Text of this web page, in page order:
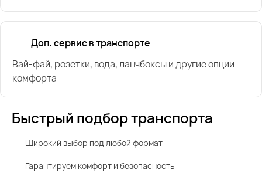
Доп. сервис в транспорте
Вай-фай, розетки, вода, ланчбоксы и другие опции
комфорта
Быстрый подбор транспорта
Широкий выбор под любой формат
Гарантируем комфорт и безопасность